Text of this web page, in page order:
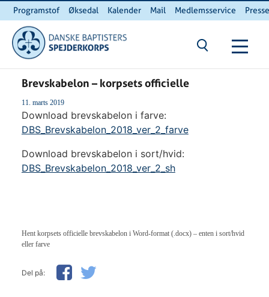
Programstof Øksedal Kalender Mail Medlemsservice
INTERNnet
Du er her:
Brevskabelon – korpsets officielle
11. marts 2019
Download brevskabelon i farve:
DBS_Brevskabelon_2018_ver_2_farve
Download brevskabelon i sort/hvid:
DBS_Brevskabelon_2018_ver_2_sh
Hent korpsets officielle brevskabelon i Word-format (.docx) – enten i sort/hvid
eller farve
Del på: